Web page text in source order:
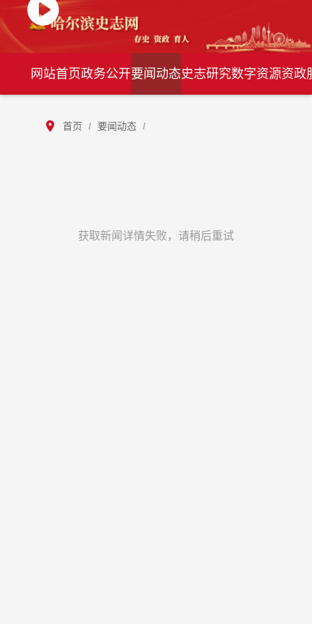
网站首页政务公开要闻动态史志研究数字资源资政
首页 / 要闻动态 /
获取新闻详情失败，请稍后重试